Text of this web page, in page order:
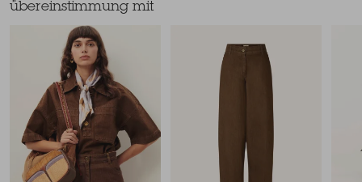
übereinstimmung mit